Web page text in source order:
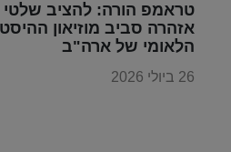
טראמפ הורה: להציב שלטי
אזהרה סביב מוזיאון
הלאומי של ארה"ב
26 ביולי 2026